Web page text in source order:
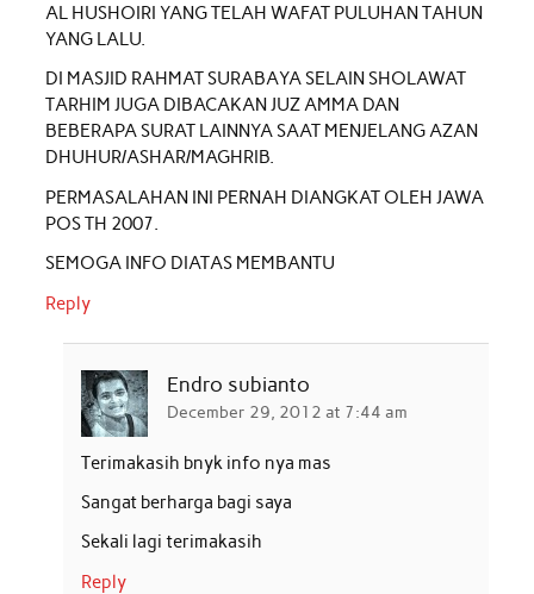
AL HUSHOIRI YANG TELAH WAFAT PULUHAN TAHUN
YANG LALU.
DI MASJID RAHMAT SURABAYA SELAIN SHOLAWAT
TARHIM JUGA DIBACAKAN JUZ AMMA DAN
BEBERAPA SURAT LAINNYA SAAT MENJELANG AZAN
DHUHUR/ASHAR/MAGHRIB.
PERMASALAHAN INI PERNAH DIANGKAT OLEH JAWA
POS TH 2007.
SEMOGA INFO DIATAS MEMBANTU
Reply
Endro subianto
December 29, 2012 at 7:44 am
Terimakasih bnyk info nya mas
Sangat berharga bagi saya
Sekali lagi terimakasih
Reply